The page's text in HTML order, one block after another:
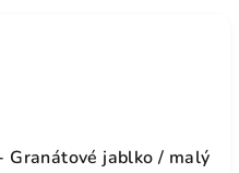
Granátové jablko / malý